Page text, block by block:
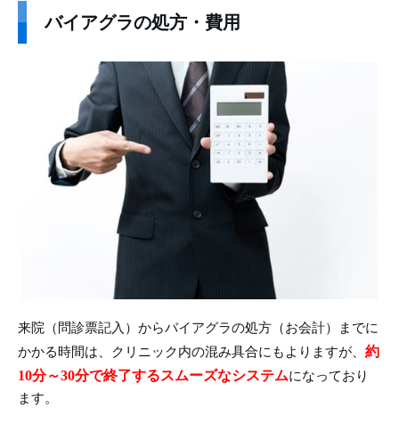
バイアグラの処方・費用
来院（問診票記入）からバイアグラの処方（お会計）までに
かかる時間は、クリニック内の混み具合にもよりますが、 約
10分～30分で終了するスムーズなシステムになっており
ます。